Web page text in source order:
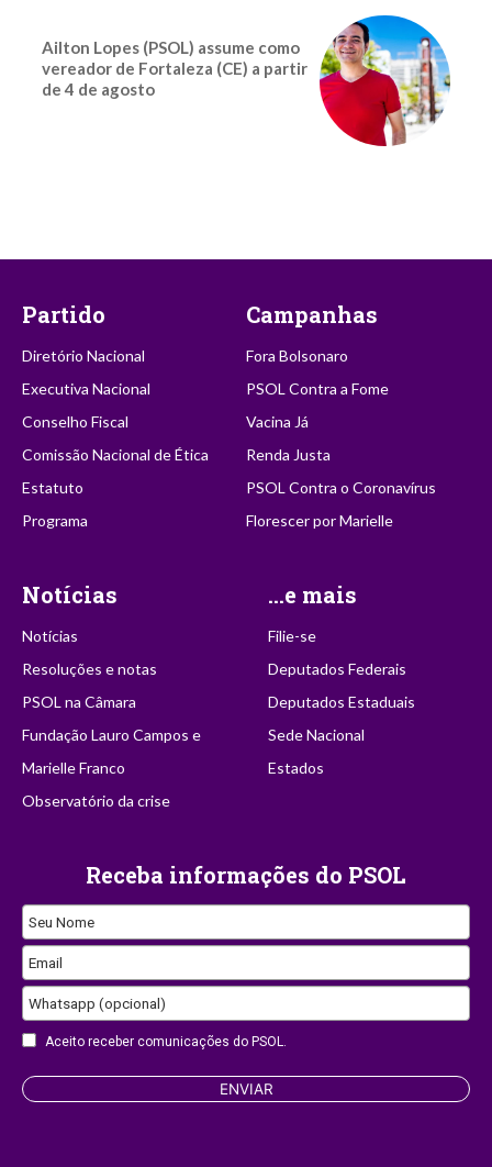
Ailton Lopes (PSOL) assume como
vereador de Fortaleza (CE) a partir
de 4 de agosto
Partido
Diretório Nacional
Executiva Nacional
Conselho Fiscal
Comissão Nacional de Ética
Estatuto
Programa
Campanhas
Fora Bolsonaro
PSOL Contra a Fome
Vacina Já
Renda Justa
PSOL Contra o Coronavírus
Florescer por Marielle
Notícias
Notícias
Resoluções e notas
PSOL na Câmara
Fundação Lauro Campos e
Marielle Franco
Observatório da crise
...e mais
Filie-se
Deputados Federais
Deputados Estaduais
Sede Nacional
Estados
Receba informações do PSOL
Seu Nome
Email
Company
Name
Whatsapp (opcional)
Aceito receber comunicações do PSOL.
ENVIAR